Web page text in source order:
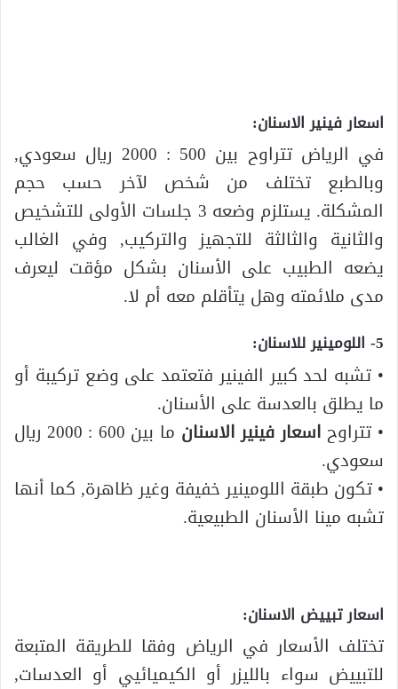
اسعار فينير الاسنان:
في الرياض تتراوح بين 500 : 2000 ريال سعودي,
وبالطبع تختلف من شخص لآخر حسب حجم
المشكلة. يستلزم وضعه 3 جلسات الأولى للتشخيص
والثانية والثالثة للتجهيز والتركيب, وفي الغالب
يضعه الطبيب على الأسنان بشكل مؤقت ليعرف
مدى ملائمته وهل يتأقلم معه أم لا.
5- اللومينير للاسنان:
• تشبه لحد كبير الفينير فتعتمد على وضع تركيبة أو
ما يطلق بالعدسة على الأسنان.
• تتراوح اسعار فينير الاسنان
ما بين 600 : 2000 ريال
سعودي.
• تكون طبقة اللومينير خفيفة وغير ظاهرة, كما أنها
تشبه مينا الأسنان الطبيعية.
اسعار تبييض الاسنان:
تختلف الأسعار في الرياض وفقا للطريقة المتبعة
للتبييض سواء بالليزر أو الكيميائيي أو العدسات,